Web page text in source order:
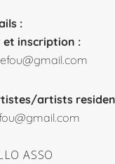
:
et inscription :
artists
ASSO